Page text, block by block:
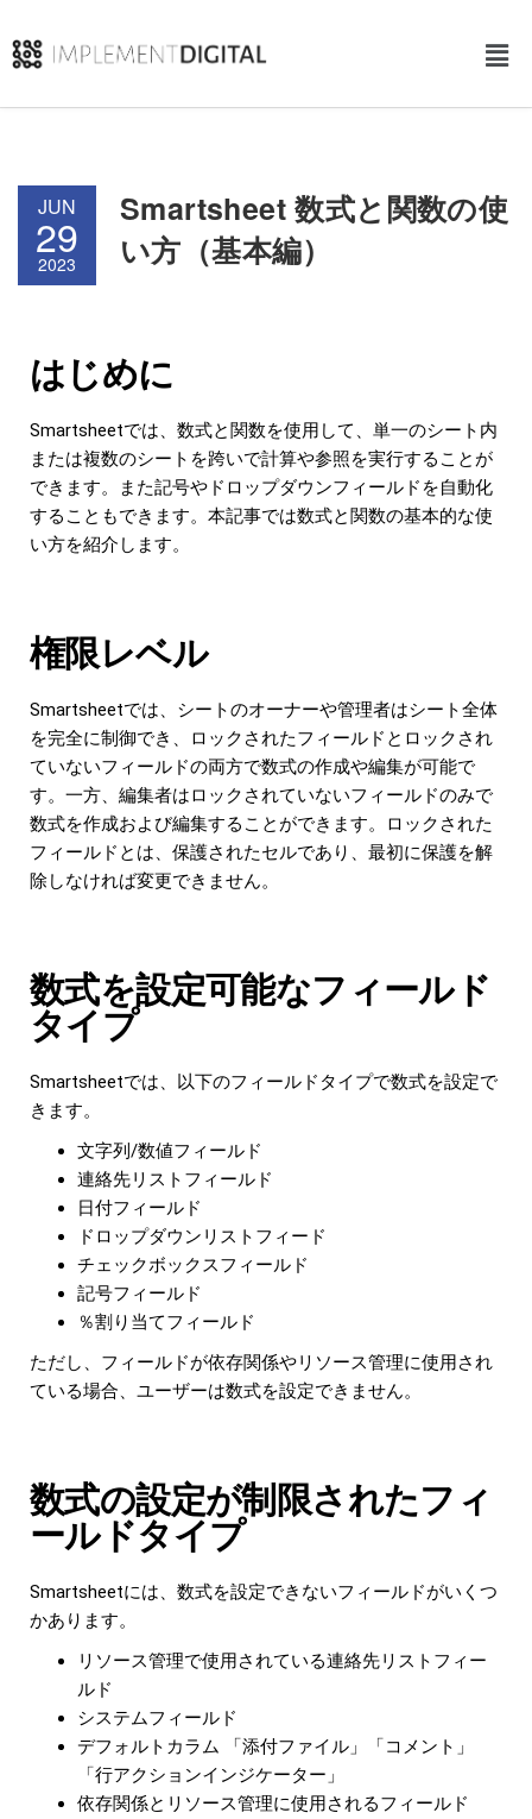
JUN
29
2023
Smartsheet 数式と関数の使
い方（基本編）
はじめに
Smartsheetでは、数式と関数を使用して、単一のシート内
または複数のシートを跨いで計算や参照を実行することが
できます。また記号やドロップダウンフィールドを自動化
することもできます。本記事では数式と関数の基本的な使
い方を紹介します。
権限レベル
Smartsheetでは、シートのオーナーや管理者はシート全体
を完全に制御でき、ロックされたフィールドとロックされ
ていないフィールドの両方で数式の作成や編集が可能で
す。一方、編集者はロックされていないフィールドのみで
数式を作成および編集することができます。ロックされた
フィールドとは、保護されたセルであり、最初に保護を解
除しなければ変更できません。
数式を設定可能なフィールド
タイプ
Smartsheetでは、以下のフィールドタイプで数式を設定で
きます。
文字列/数値フィールド
連絡先リストフィールド
日付フィールド
ドロップダウンリストフィード
チェックボックスフィールド
記号フィールド
％割り当てフィールド
ただし、フィールドが依存関係やリソース管理に使用され
ている場合、ユーザーは数式を設定できません。
数式の設定が制限されたフィ
ールドタイプ
Smartsheetには、数式を設定できないフィールドがいくつ
かあります。
リソース管理で使用されている連絡先リストフィー
ルド
システムフィールド
デフォルトカラム 「添付ファイル」「コメント」
「行アクションインジケーター」
依存関係とリソース管理に使用されるフィールド